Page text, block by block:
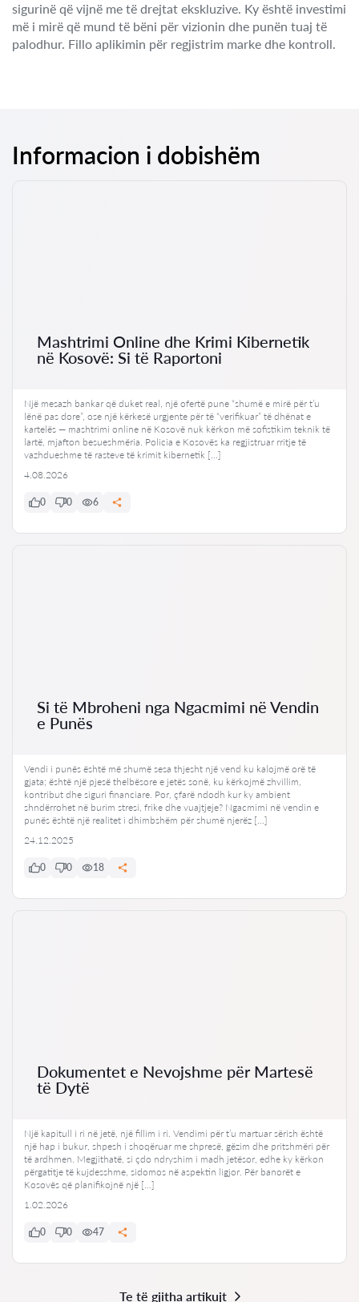
sigurinë që vijnë me të drejtat ekskluzive. Ky është investimi
më i mirë që mund të bëni për vizionin dhe punën tuaj të
palodhur. Fillo aplikimin për regjistrim marke dhe kontroll.
Informacion i dobishëm
Mashtrimi Online dhe Krimi Kibernetik
në Kosovë: Si të Raportoni
Një mesazh bankar që duket real, një ofertë pune “shumë e mirë për t’u
lënë pas dore”, ose një kërkesë urgjente për të “verifikuar” të dhënat e
kartelës — mashtrimi online në Kosovë nuk kërkon më sofistikim teknik të
lartë, mjafton besueshmëria. Policia e Kosovës ka regjistruar rritje të
vazhdueshme të rasteve të krimit kibernetik […]
4.08.2026
0 0 6
Si të Mbroheni nga Ngacmimi në Vendin
e Punës
Vendi i punës është më shumë sesa thjesht një vend ku kalojmë orë të
gjata; është një pjesë thelbësore e jetës sonë, ku kërkojmë zhvillim,
kontribut dhe siguri financiare. Por, çfarë ndodh kur ky ambient
shndërrohet në burim stresi, frike dhe vuajtjeje? Ngacmimi në vendin e
punës është një realitet i dhimbshëm për shumë njerëz […]
24.12.2025
0 0 18
Dokumentet e Nevojshme për Martesë
të Dytë
Një kapitull i ri në jetë, një fillim i ri. Vendimi për t’u martuar sërish është
një hap i bukur, shpesh i shoqëruar me shpresë, gëzim dhe pritshmëri për
të ardhmen. Megjithatë, si çdo ndryshim i madh jetësor, edhe ky kërkon
përgatitje të kujdesshme, sidomos në aspektin ligjor. Për banorët e
Kosovës që planifikojnë një […]
1.02.2026
0 0 47
Te të gjitha artikujt